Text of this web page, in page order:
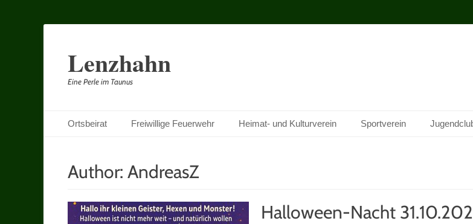
Lenzhahn
Eine Perle im Taunus
Primäres Menü
Inhalt
Ortsbeirat Freiwillige Feuerwehr Heimat- und Kulturverein Sportverein
Author: AndreasZ
Halloween-Nacht